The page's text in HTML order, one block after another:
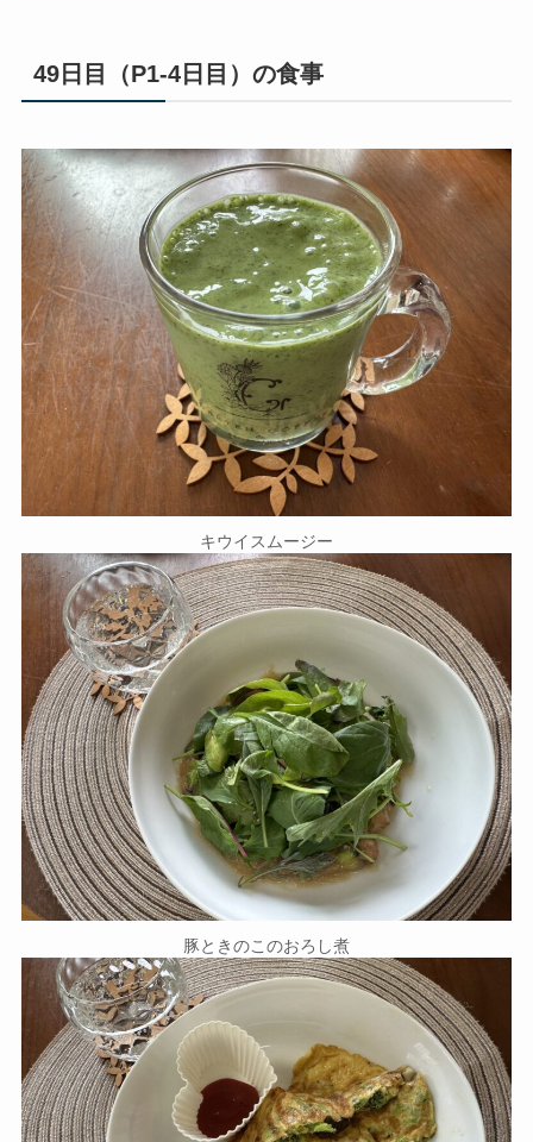
49日目（P1-4日目）の食事
キウイスムージー
豚ときのこのおろし煮